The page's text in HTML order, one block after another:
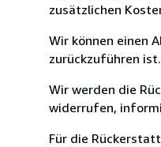
zusätzlichen
Wir können einen
zurückzuführen ist.
Wir werden die
widerrufen,
Für die